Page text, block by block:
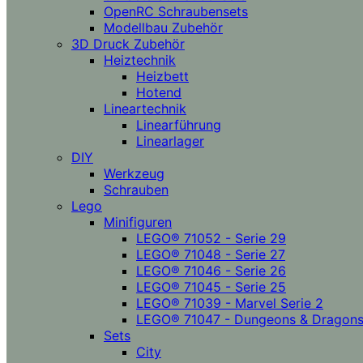
OpenRC Schraubensets
Modellbau Zubehör
3D Druck Zubehör
Heiztechnik
Heizbett
Hotend
Lineartechnik
Linearführung
Linearlager
DIY
Werkzeug
Schrauben
Lego
Minifiguren
LEGO® 71052 - Serie 29
LEGO® 71048 - Serie 27
LEGO® 71046 - Serie 26
LEGO® 71045 - Serie 25
LEGO® 71039 - Marvel Serie 2
LEGO® 71047 - Dungeons & Dragons
Sets
City